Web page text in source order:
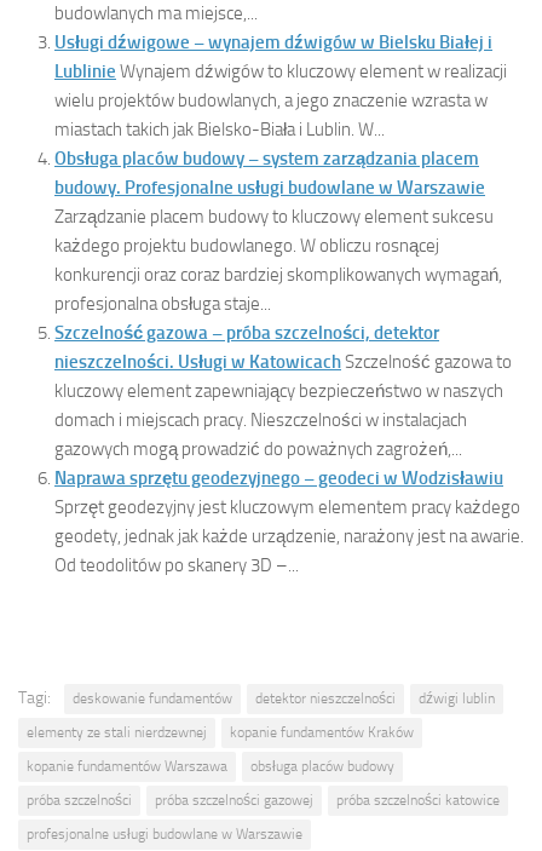
budowlanych ma miejsce,...
Usługi dźwigowe – wynajem dźwigów w Bielsku Białej i
Lublinie Wynajem dźwigów to kluczowy element w realizacji
wielu projektów budowlanych, a jego znaczenie wzrasta w
miastach takich jak Bielsko-Biała i Lublin. W...
Obsługa placów budowy – system zarządzania placem
budowy. Profesjonalne usługi budowlane w Warszawie
Zarządzanie placem budowy to kluczowy element sukcesu
każdego projektu budowlanego. W obliczu rosnącej
konkurencji oraz coraz bardziej skomplikowanych wymagań,
profesjonalna obsługa staje...
Szczelność gazowa – próba szczelności, detektor
nieszczelności. Usługi w KatowicachSzczelność gazowa to
kluczowy element zapewniający bezpieczeństwo w naszych
domach i miejscach pracy. Nieszczelności w instalacjach
gazowych mogą prowadzić do poważnych zagrożeń,...
Naprawa sprzętu geodezyjnego – geodeci w Wodzisławiu
Sprzęt geodezyjny jest kluczowym elementem pracy każdego
geodety, jednak jak każde urządzenie, narażony jest na awarie.
Od teodolitów po skanery 3D –...
Tagi: deskowanie fundamentów detektor nieszczelności
dźwigi lublin
elementy ze stali nierdzewnej
kopanie fundamentów Kraków
kopanie fundamentów Warszawa
obsługa placów budowy
próba szczelności
próba szczelności gazowej
próba szczelności katowice
profesjonalne usługi budowlane w Warszawie